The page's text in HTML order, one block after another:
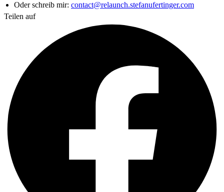
Oder schreib mir: contact@relaunch.stefanufertinger.com
Teilen auf